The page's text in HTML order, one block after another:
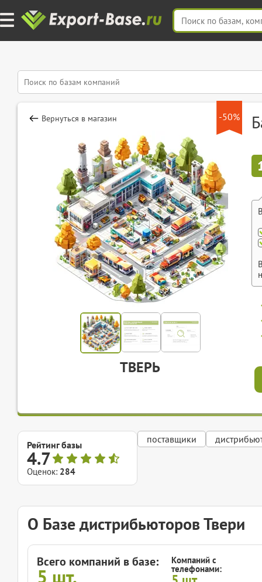
-50%
Вернуться в магазин
ТВЕРЬ
Рейтинг базы
4.7
Оценок: 284
поставщики
О Базе дистрибьюторов Твери
Всего компаний в базе:
5 шт.
Компаний с
телефонами: